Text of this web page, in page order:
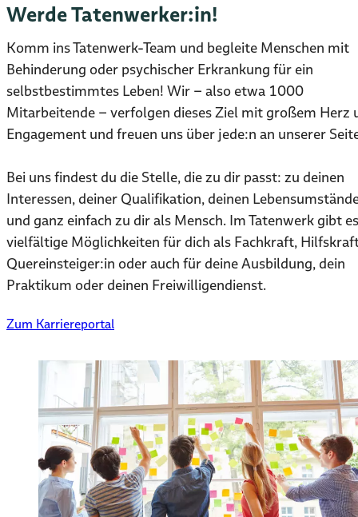
Werde Tatenwerker:in!
Komm ins Tatenwerk-Team und begleite Menschen mit
Behinderung oder psychischer Erkrankung für ein
selbstbestimmtes Leben! Wir – also etwa 1000
Mitarbeitende – verfolgen dieses Ziel mit großem Herz
Engagement und freuen uns über jede:n an unserer
Bei uns findest du die Stelle, die zu dir passt: zu deinen
Interessen, deiner Qualifikation, deinen
und ganz einfach zu dir als Mensch. Im Tatenwerk gibt es
vielfältige Möglichkeiten für dich als Fachkraft,
Quereinsteiger:in oder auch für deine Ausbildung, dein
Praktikum oder deinen Freiwilligendienst.
Zum Karriereportal